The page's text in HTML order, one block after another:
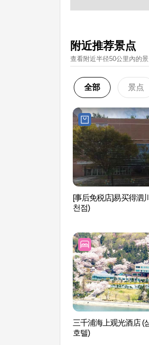
附近推荐景点
查看附近半径50公里內的
全部 景点
[事后免税店]易买得泗
천점)
三千浦海上观光酒店 (
호텔)